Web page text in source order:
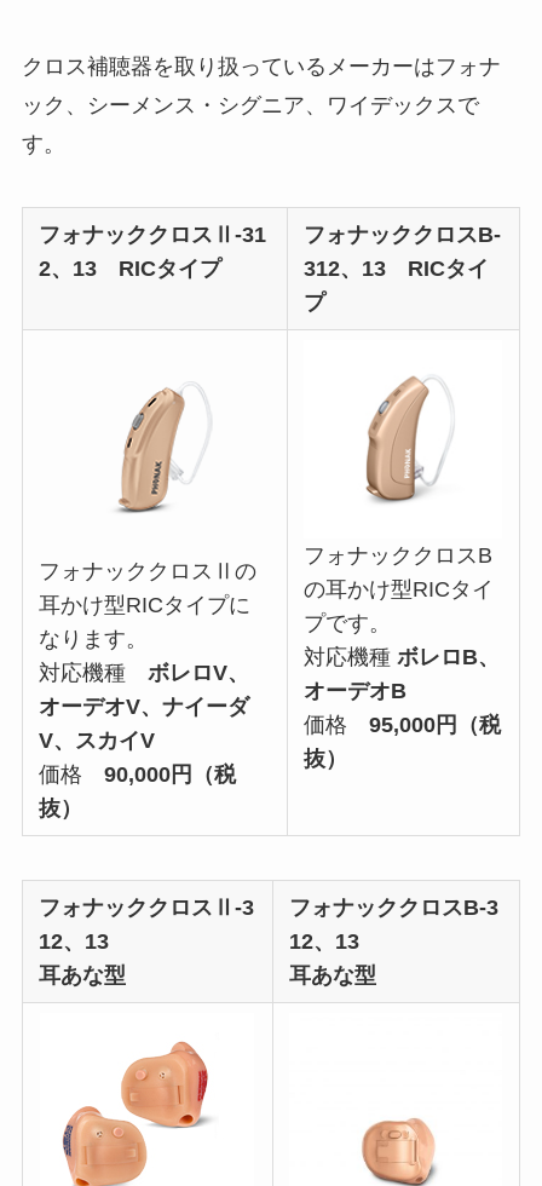
クロス補聴器を取り扱っているメーカーはフォナ
ック、シーメンス・シグニア、ワイデックスで
す。
フォナッククロスⅡ-31
2、13 RICタイプ
フォナッククロスB-
312、13 RICタイ
プ
フォナッククロスⅡの
耳かけ型RICタイプに
なります。
対応機種ボレロV、
オーデオV、ナイーダ
V、スカイV
価格90,000円（税
抜）
フォナッククロスB
の耳かけ型RICタイ
プです。
対応機種ボレロB、
オーデオB
価格95,000円（税
抜）
フォナッククロスⅡ-3
12、13
耳あな型
フォナッククロスB-3
12、13
耳あな型